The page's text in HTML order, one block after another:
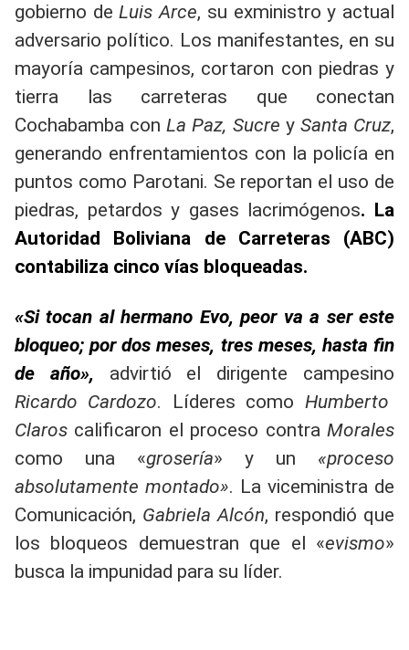
gobierno de Luis Arce, su exministro y actual
adversario político. Los manifestantes, en su
mayoría campesinos, cortaron con piedras y
tierra las carreteras que conectan
Cochabamba conLa Paz, Sucre y Santa Cruz,
generando enfrentamientos con la policía en
puntos como Parotani. Se reportan el uso de
piedras, petardos y gases lacrimógenos. La
Autoridad Boliviana de Carreteras (ABC)
contabiliza cinco vías bloqueadas.
«Si tocan al hermano Evo, peor va a ser este
bloqueo; por dos meses, tres meses, hasta fin
de año», advirtió el dirigente campesino
Ricardo Cardozo. Líderes como Humberto
Claros calificaron el proceso contra Morales
como una «grosería» y un «proceso
absolutamente montado». La viceministra de
Comunicación, Gabriela Alcón, respondió que
los bloqueos demuestran que el «evismo»
busca la impunidad para su líder.